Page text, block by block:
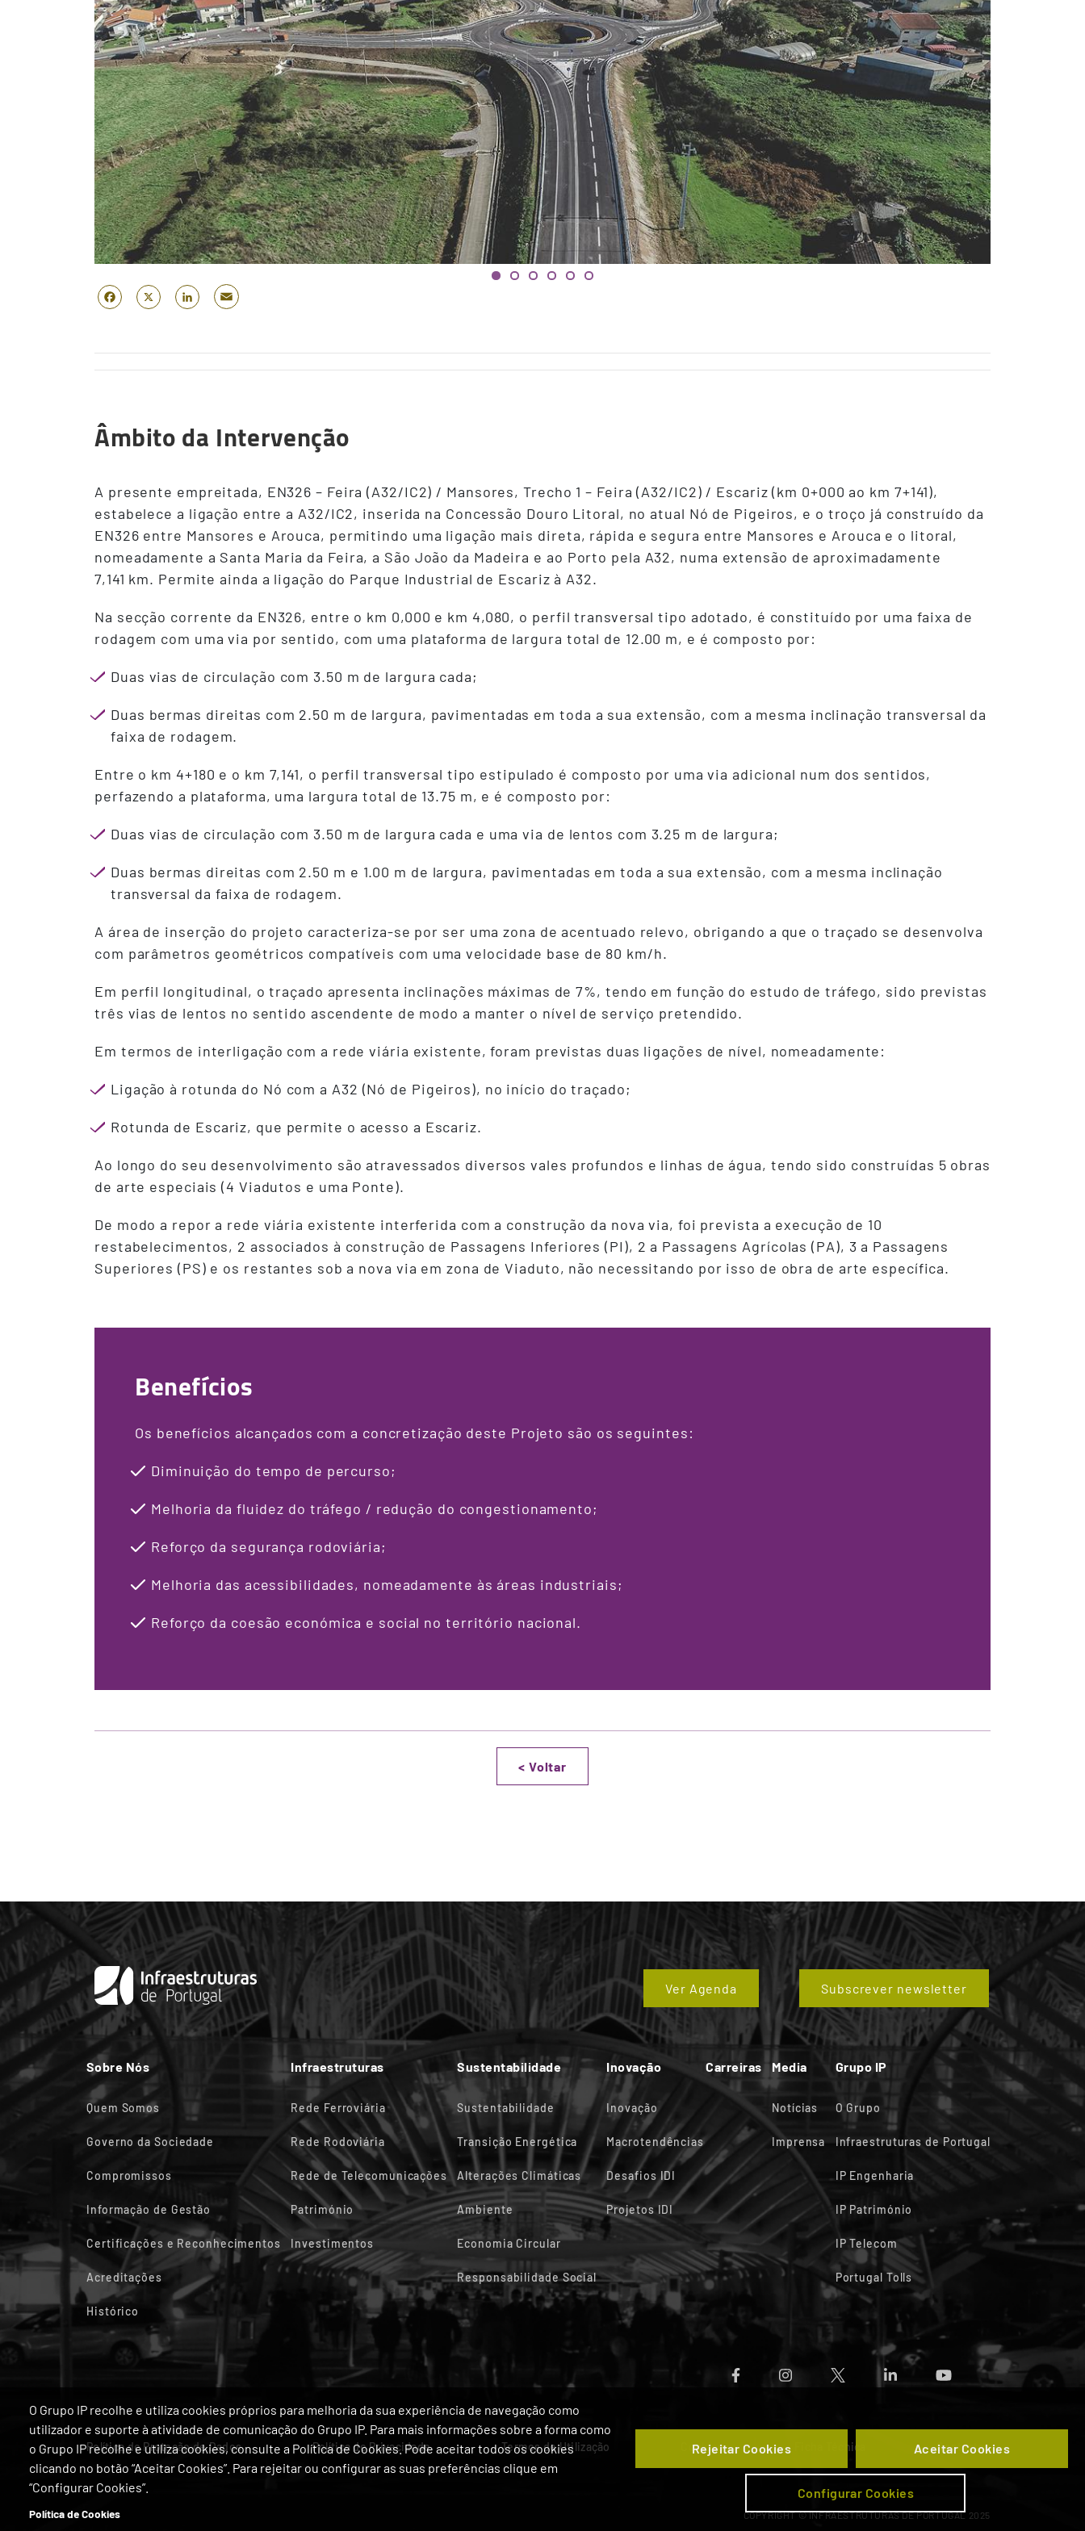
Facebook
X LinkedIn
Âmbito da Intervenção
A presente empreitada, EN326 – Feira (A32/IC2) / Mansores, Trecho 1 – Feira (A32/IC2) / Escariz (km 0+000 ao km 7+141),
estabelece a ligação entre a A32/IC2, inserida na Concessão Douro Litoral, no atual Nó de Pigeiros, e o troço já construído da
EN326 entre Mansores e Arouca, permitindo uma ligação mais direta, rápida e segura entre Mansores e Arouca e o litoral,
nomeadamente a Santa Maria da Feira, a São João da Madeira e ao Porto pela A32, numa extensão de aproximadamente
7,141 km. Permite ainda a ligação do Parque Industrial de Escariz à A32.
Na secção corrente da EN326, entre o km 0,000 e km 4,080, o perfil transversal tipo adotado, é constituído por uma faixa de
rodagem com uma via por sentido, com uma plataforma de largura total de 12.00 m, e é composto por:
Duas vias de circulação com 3.50 m de largura cada;
Duas bermas direitas com 2.50 m de largura, pavimentadas em toda a sua extensão, com a mesma inclinação transversal da
faixa de rodagem.
Entre o km 4+180 e o km 7,141, o perfil transversal tipo estipulado é composto por uma via adicional num dos sentidos,
perfazendo a plataforma, uma largura total de 13.75 m, e é composto por:
Duas vias de circulação com 3.50 m de largura cada e uma via de lentos com 3.25 m de largura;
Duas bermas direitas com 2.50 m e 1.00 m de largura, pavimentadas em toda a sua extensão, com a mesma inclinação
transversal da faixa de rodagem.
A área de inserção do projeto caracteriza-se por ser uma zona de acentuado relevo, obrigando a que o traçado se desenvolva
com parâmetros geométricos compatíveis com uma velocidade base de 80 km/h.
Em perfil longitudinal, o traçado apresenta inclinações máximas de 7%, tendo em função do estudo de tráfego, sido previstas
três vias de lentos no sentido ascendente de modo a manter o nível de serviço pretendido.
Em termos de interligação com a rede viária existente, foram previstas duas ligações de nível, nomeadamente:
Ligação à rotunda do Nó com a A32 (Nó de Pigeiros), no início do traçado;
Rotunda de Escariz, que permite o acesso a Escariz.
Ao longo do seu desenvolvimento são atravessados diversos vales profundos e linhas de água, tendo sido construídas 5 obras
de arte especiais (4 Viadutos e uma Ponte).
De modo a repor a rede viária existente interferida com a construção da nova via, foi prevista a execução de 10
restabelecimentos, 2 associados à construção de Passagens Inferiores (PI), 2 a Passagens Agrícolas (PA), 3 a Passagens
Superiores (PS) e os restantes sob a nova via em zona de Viaduto, não necessitando por isso de obra de arte específica.
Benefícios
Os benefícios alcançados com a concretização deste Projeto são os seguintes:
Diminuição do tempo de percurso;
Melhoria da fluidez do tráfego / redução do congestionamento;
Reforço da segurança rodoviária;
Melhoria das acessibilidades, nomeadamente às áreas industriais;
Reforço da coesão económica e social no território nacional.
O Grupo IP recolhe e utiliza cookies próprios para melhoria da sua experiência de navegação como
utilizador e suporte à atividade de comunicação do Grupo IP. Para mais informações sobre a forma como
o Grupo IP recolhe e utiliza cookies, consulte a Política de Cookies. Pode aceitar todos os cookies
clicando no botão “Aceitar Cookies”. Para rejeitar ou configurar as suas preferências clique em
“Configurar Cookies”.
Política de Cookies
Configurar Cookies
Rejeitar Cookies Aceitar Cookies
< Voltar
Ver Agenda Subscrever newsletter
Sobre Nós
Quem Somos
Governo da Sociedade
Compromissos
Informação de Gestão
Certificações e Reconhecimentos
Acreditações
Histórico
Infraestruturas
Rede Ferroviária
Rede Rodoviária
Rede de Telecomunicações
Património
Investimentos
Sustentabilidade
Sustentabilidade
Transição Energética
Alterações Climáticas
Ambiente
Economia Circular
Responsabilidade Social
Inovação
Inovação
Macrotendências
Desafios IDI
Projetos IDI
Carreiras Media
Notícias
Imprensa
Grupo IP
O Grupo
Infraestruturas de Portugal
IP Engenharia
IP Património
IP Telecom
Portugal Tolls
Política de Proteção de Dados Política de Privacidade Termos de Utilização Cookies Ficha Técnica Contactos
COPYRIGHT © INFRAESTRUTURAS DE PORTUGAL 2025